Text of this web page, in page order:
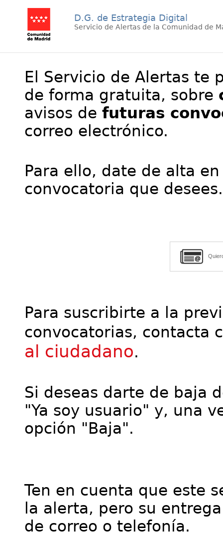
D.G. de Estrategia Digital
Servicio de Alertas de la Comunidad de
El Servicio de Alertas te
de forma gratuita, sobre
avisos de futuras
correo electrónico.
Para ello, date de alta
convocatoria que desees.
Para suscribirte a la
convocatorias, contacta
al ciudadano.
Si deseas darte de baja
"Ya soy usuario" y, una
opción "Baja".
Ten en cuenta que este
la alerta, pero su
de correo o telefonía.